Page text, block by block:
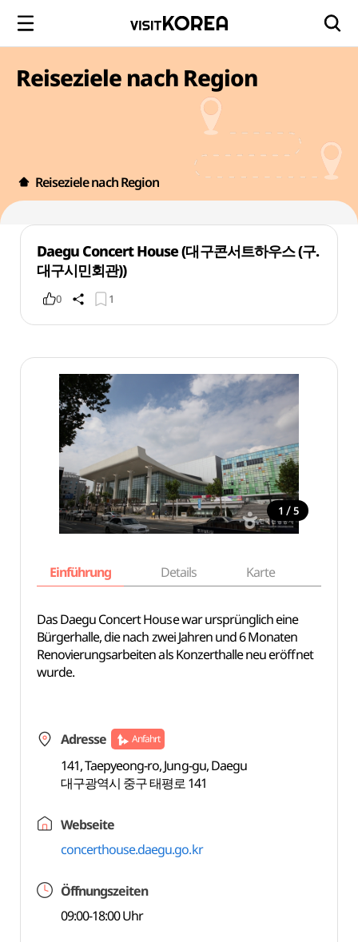
Reiseziele nach Region
Reiseziele nach Region
Daegu Concert House (대구콘서트하우스 (구.
대구시민회관))
0 1
1 / 5
Einführung Details Karte
Das Daegu Concert House war ursprünglich eine
Bürgerhalle, die nach zwei Jahren und 6 Monaten
Renovierungsarbeiten als Konzerthalle neu eröffnet
wurde.
Adresse Anfahrt
141, Taepyeong-ro, Jung-gu, Daegu
대구광역시 중구 태평로 141
Webseite
concerthouse.daegu.go.kr
Öffnungszeiten
09:00-18:00 Uhr